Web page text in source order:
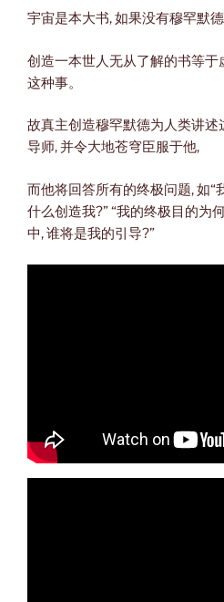
宇宙是本大书, 如果没有穆罕默
创造一本世人无从了解的书等于
这种事。
故真主创造穆罕默德为人类讲述
导师, 并令大地苍穹臣服于他,
而他将回答所有的终极问题, 如“
什么创造我?” “我的终极目的为
中, 谁将是我的引导?”